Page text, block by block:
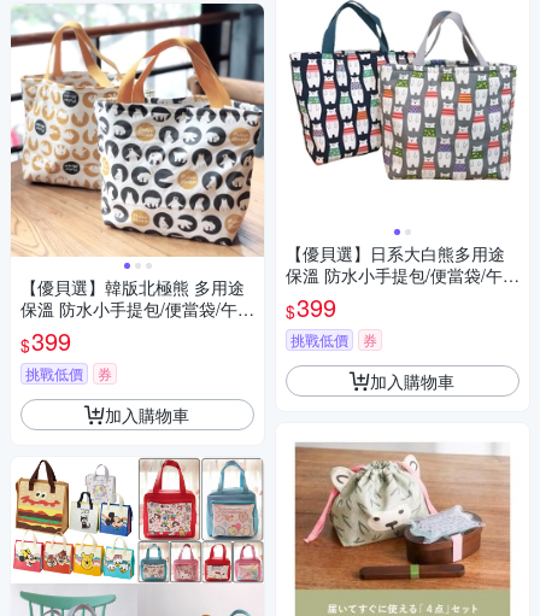
【優貝選】韓版北極熊 多用途
保溫 防水小手提包/便當袋/午餐
提包(3色)
$399
挑戰低價 券
加入購物車
【優貝選】日系大白熊多用途
保溫 防水小手提包/便當袋/午餐
提包(2色)
$399
挑戰低價 券
加入購物車